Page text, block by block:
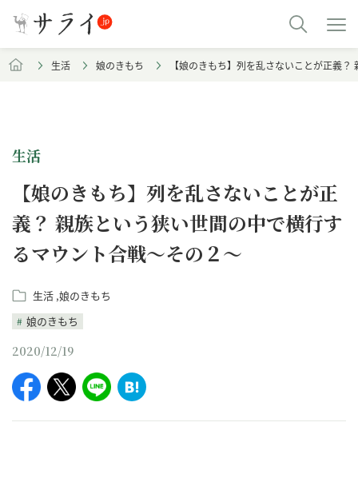
生活 娘のきもち 【娘のきもち】列を乱さないことが正義
生活
【娘のきもち】列を乱さないことが正
義？ 親族という狭い世間の中で横行す
るマウント合戦～その２～
生活 娘のきもち
娘のきもち
2020/12/19